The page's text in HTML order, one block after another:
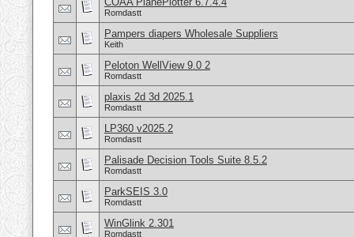
Romdastt
Pampers diapers Wholesale Suppliers
Keith
Peloton WellView 9.0 2
Romdastt
plaxis 2d 3d 2025.1
Romdastt
LP360 v2025.2
Romdastt
Palisade Decision Tools Suite 8.5.2
Romdastt
ParkSEIS 3.0
Romdastt
WinGlink 2.301
Romdastt